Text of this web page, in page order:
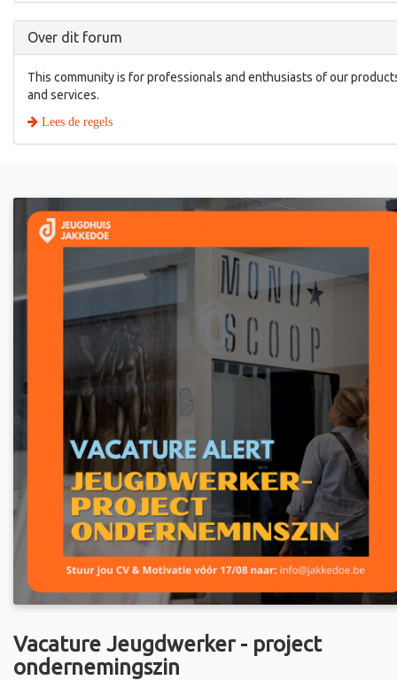
Over dit forum
This community is for professionals and enthusiasts of our
and services.
Lees de regels
Vacature Jeugdwerker - project
ondernemingszin